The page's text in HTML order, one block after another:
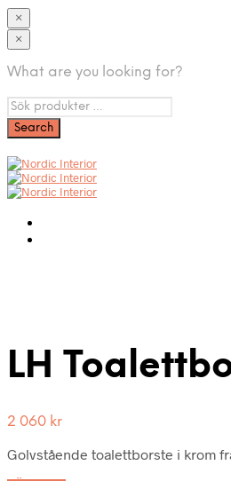
×
×
What are you looking for?
LH
2 060 kr
Golvstående toalettborste i krom